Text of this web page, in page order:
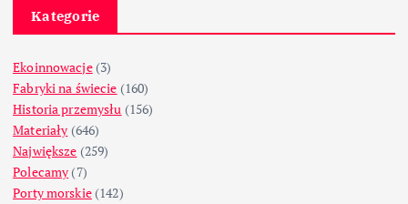
Kategorie
Ekoinnowacje(3)
Fabryki na świecie (160)
Historia przemysłu (156)
Materiały (646)
Największe (259)
Polecamy (7)
Porty morskie(142)